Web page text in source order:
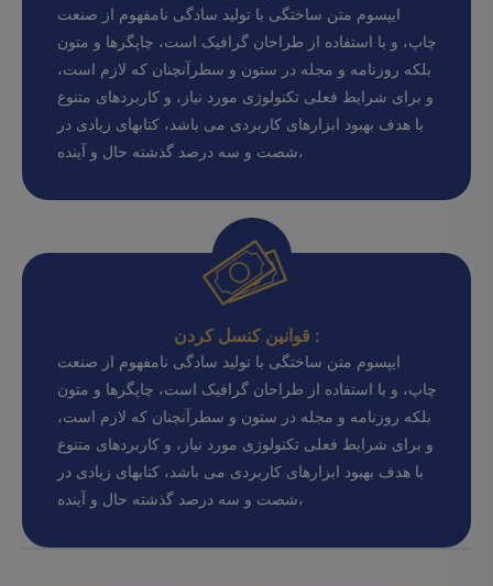
ایپسوم متن ساختگی با تولید سادگی نامفهوم از صنعت
چاپ، و با استفاده از طراحان گرافیک است، چاپگرها و متون
بلکه روزنامه و مجله در ستون و سطرآنچنان که لازم است،
و برای شرایط فعلی تکنولوژی مورد نیاز، و کاربردهای متنوع
با هدف بهبود ابزارهای کاربردی می باشد، کتابهای زیادی در
شصت و سه درصد گذشته حال و آینده،
قوانین کنسل کردن :
ایپسوم متن ساختگی با تولید سادگی نامفهوم از صنعت
چاپ، و با استفاده از طراحان گرافیک است، چاپگرها و متون
بلکه روزنامه و مجله در ستون و سطرآنچنان که لازم است،
و برای شرایط فعلی تکنولوژی مورد نیاز، و کاربردهای متنوع
با هدف بهبود ابزارهای کاربردی می باشد، کتابهای زیادی در
شصت و سه درصد گذشته حال و آینده،